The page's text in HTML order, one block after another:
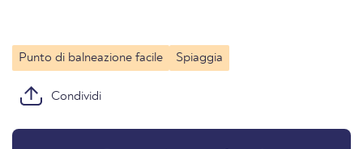
Punto di balneazione facile Spiaggia
Condividi